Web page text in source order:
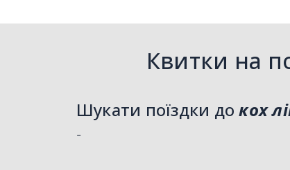
Квитки на
Шукати поїздки докох
-